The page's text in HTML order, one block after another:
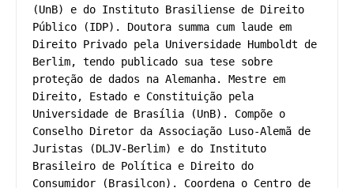
(UnB) e do Instituto Brasiliense de Direito
Público (IDP). Doutora summa cum laude em
Direito Privado pela Universidade Humboldt de
Berlim, tendo publicado sua tese sobre
proteção de dados na Alemanha. Mestre em
Direito, Estado e Constituição pela
Universidade de Brasília (UnB). Compõe o
Conselho Diretor da Associação Luso-Alemã de
Juristas (DLJV-Berlim) e do Instituto
Brasileiro de Política e Direito do
Consumidor (Brasilcon). Coordena o Centro de